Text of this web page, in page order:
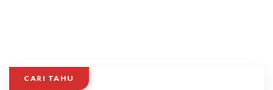
CARI TAHU